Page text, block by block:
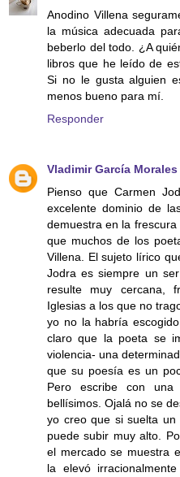
Anodino Villena
la música adecuada
beberlo del todo. ¿A
libros que he leído de
Si no le gusta alguien
menos bueno para mí.
Responder
Vladimir García Morales
Pienso que Carmen
excelente dominio de
demuestra en la
que muchos de los
Villena. El sujeto lírico
Jodra es siempre un
resulte muy cercana,
Iglesias a los que no
yo no la habría
claro que la poeta se
violencia- una
que su poesía es un
Pero escribe con
bellísimos. Ojalá no se
yo creo que si suelta
puede subir muy alto.
el mercado se muestra
la elevó